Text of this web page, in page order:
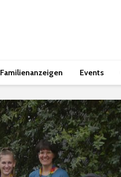
Familienanzeigen Events